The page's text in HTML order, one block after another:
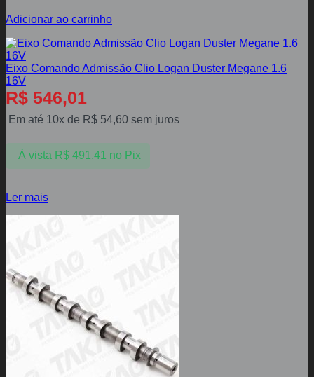
Adicionar ao carrinho
Eixo Comando Admissão Clio Logan Duster Megane 1.6
16V
R$ 546,01
Em até 10x de R$ 54,60 sem juros
À vista R$491,41 no Pix
Ler mais